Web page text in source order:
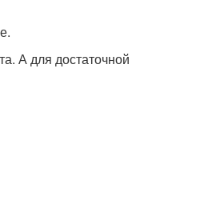
А для достаточной